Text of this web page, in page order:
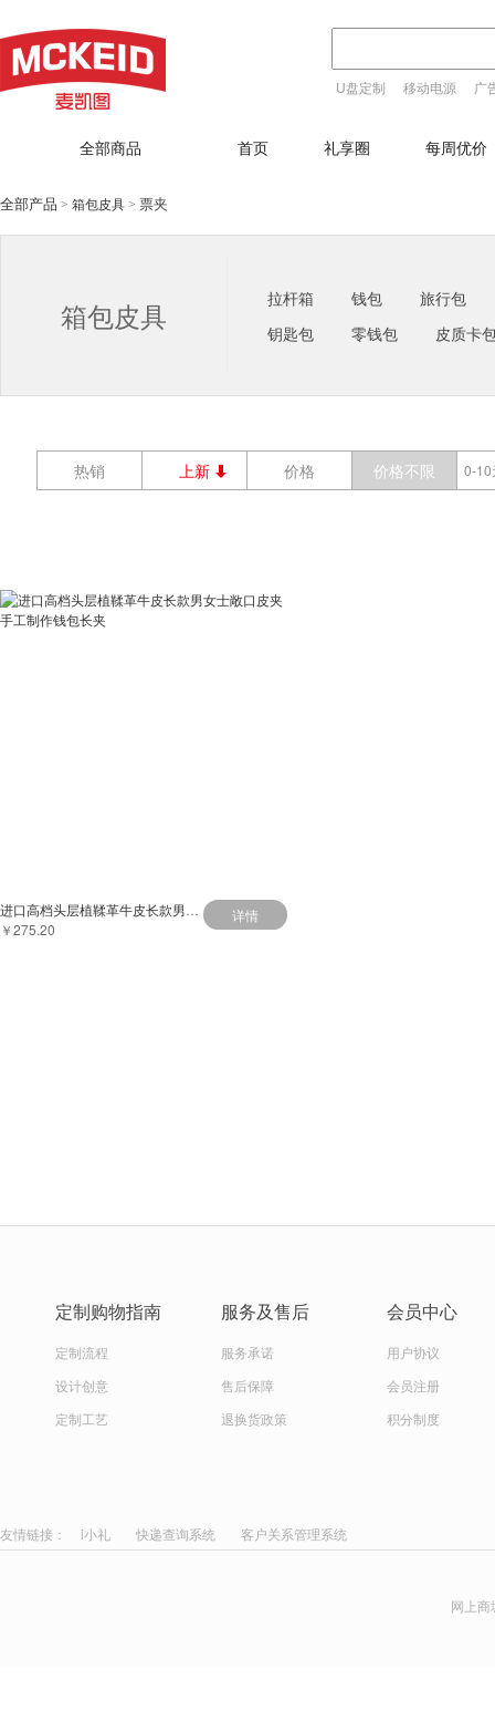
U盘定制 移动电源
广
全部商品 首页 礼享圈 每周优价
全部产品 > 箱包皮具 > 票夹
箱包皮具 拉杆箱 钱包
旅行包
钥匙包
零钱包 皮质卡
热销 上新 价格 价格不限 0-10
￥275.20
详情
定制购物指南
定制流程
设计创意
定制工艺
服务及售后
服务承诺
售后保障
退换货政策
会员中心
用户协议
会员注册
积分制度
友情链接： i小礼 快递查询系统 客户关系管理系统
网上